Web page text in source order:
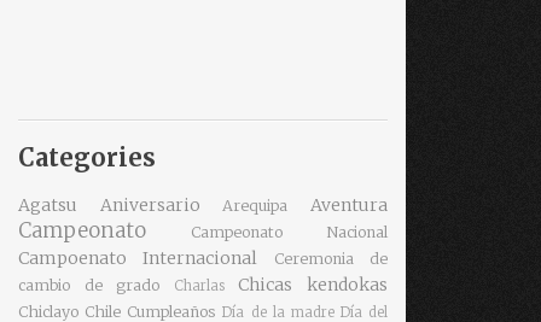
Categories
Agatsu Aniversario Arequipa Aventura
Campeonato Campeonato Nacional
Campoenato Internacional
Ceremonia de
cambio de grado
Charlas Chicas kendokas
Chiclayo Chile Cumpleaños Día de la madre Día del